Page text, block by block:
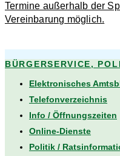
Termine außerhalb der
Vereinbarung möglich.
BÜRGERSERVICE,
Elektronisches
Telefonverzeichnis
Info / Öffnungszeiten
Online-Dienste
Politik /